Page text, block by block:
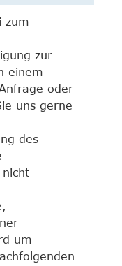
zum
zur
einem
oder
uns gerne
des
um